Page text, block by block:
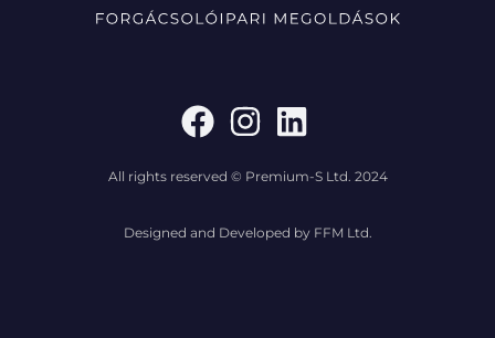
All rights reserved © Premium-S Ltd. 2024
Designed and Developed by FFM Ltd.